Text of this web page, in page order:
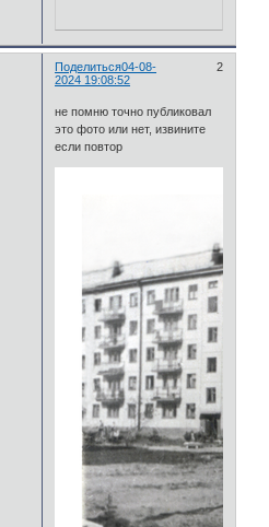
Поделиться 2
04-08-
2024 19:08:52
не помню точно публиковал
это фото или нет, извините
если повтор